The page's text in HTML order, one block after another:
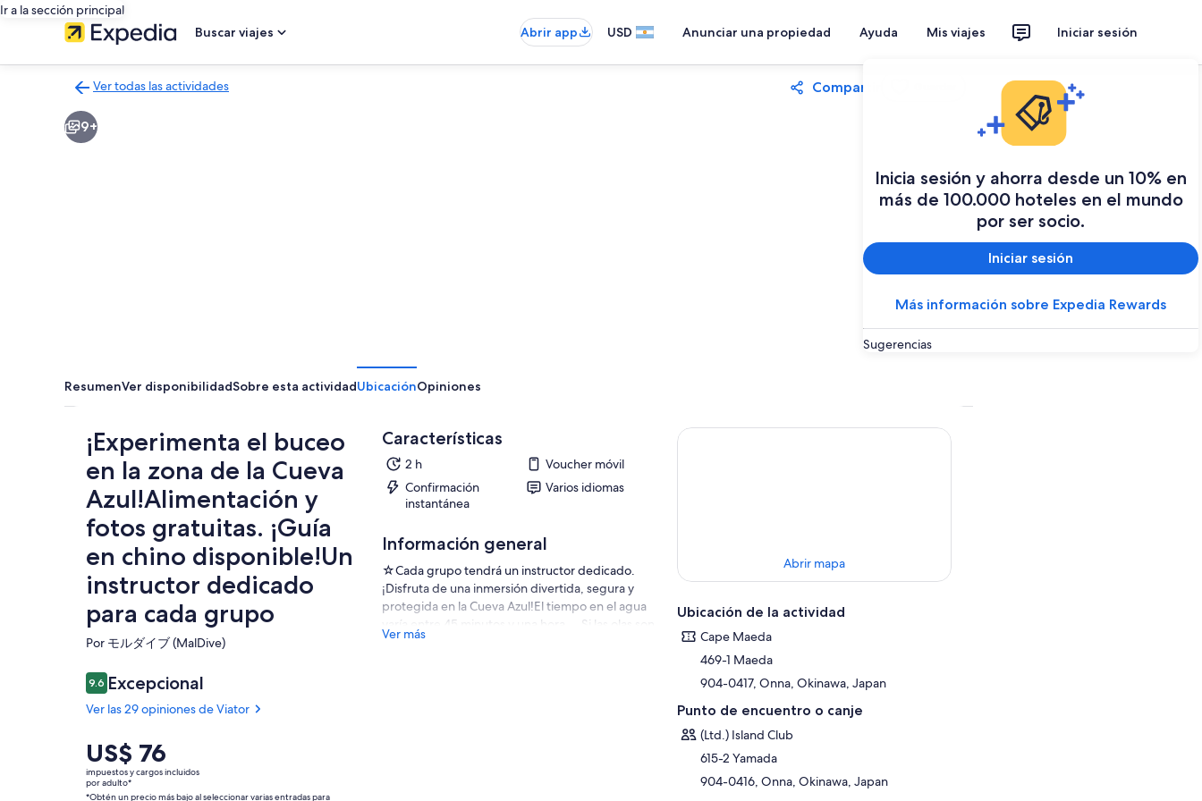
Ir a la sección principal
Buscar viajes
Abrir app USD Anunciar una propiedad Ayuda Mis viajes Iniciar sesión
Inicia sesión y ahorra desde un 10% en
más de 100.000 hoteles en el mundo
por ser socio.
Iniciar sesión
Más información sobre Expedia Rewards
Sugerencias
Ver todas las actividades
a
la
Compartir
9+
ResumenVer disponibilidadSobre esta actividadUbicaciónOpiniones
¡Experimenta el buceo
en la zona de la Cueva
Azul!Alimentación y
fotos gratuitas. ¡Guía
en chino disponible!Un
instructor dedicado
para cada grupo
Por モルダイブ (MalDive)
9.69.6 de 10
Excepcional
Ver las 29 opiniones de Viator
El
precio
es
US$ 76
impuestos y cargos incluidos
por adulto*
*Obtén un precio más bajo al seleccionar varias entradas para
Características
2 h
Voucher móvil
Confirmación
instantánea
Varios idiomas
Información general
☆Cada grupo tendrá un instructor dedicado.
¡Disfruta de una inmersión divertida, segura y
protegida en la Cueva Azul!El tiempo en el agua
varía entre 45 minutos y una hora. Si las olas son
demasiado altas y está prohibido nadar en la
Ver más
Abrir mapa
Ubicación de la actividad
Cape Maeda
469-1 Maeda
904-0417, Onna, Okinawa, Japan
Punto de encuentro o canje
(Ltd.) Island Club
615-2 Yamada
904-0416, Onna, Okinawa, Japan